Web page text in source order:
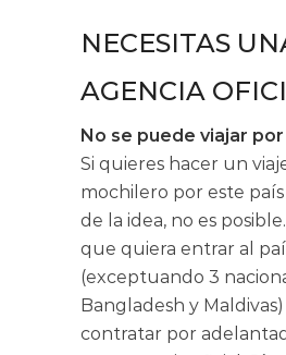
NECESITAS
AGENCIA
No se puede viajar
Si quieres hacer un
mochilero por este
de la idea, no es
que quiera entrar al
(exceptuando 3
Bangladesh y
contratar por